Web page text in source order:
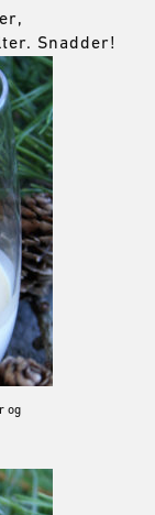
Snadder!
og